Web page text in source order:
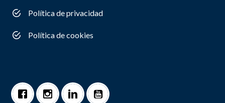
Política de privacidad
Política de cookies